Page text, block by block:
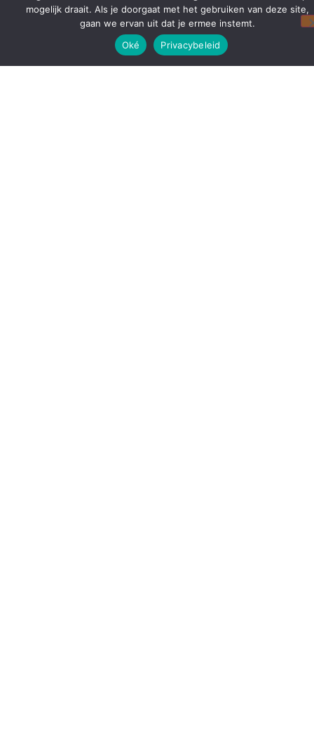
mogelijk draait. Als je doorgaat met het gebruiken van deze site,
gaan we ervan uit dat je ermee instemt.
Oké
Privacybeleid